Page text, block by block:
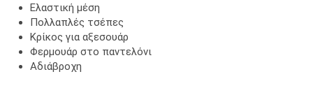
Ελαστική μέση
Πολλαπλές τσέπες
Κρίκος για αξεσουάρ
Φερμουάρ στο παντελόνι
Αδιάβροχη